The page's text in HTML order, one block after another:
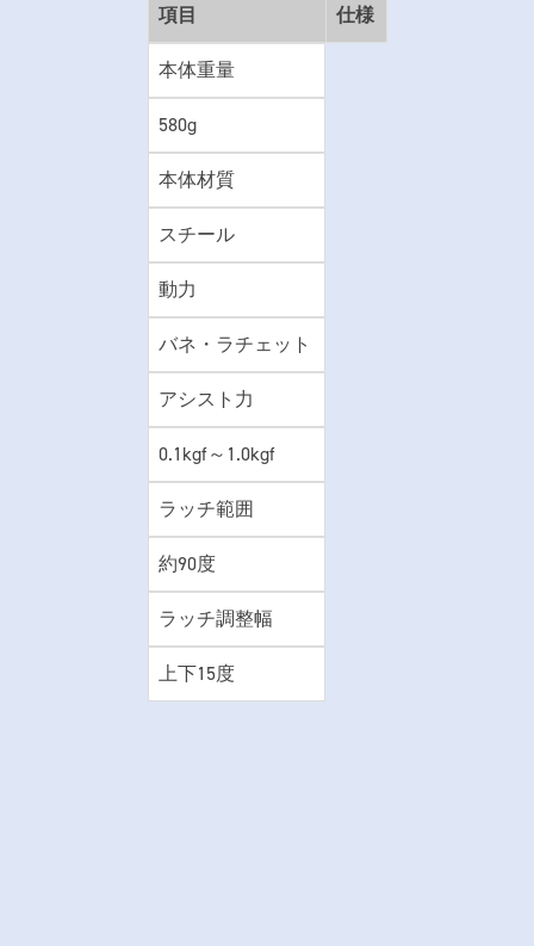
項目 仕様
本体重量
580g
本体材質
スチール
動力
バネ・ラチェット
アシスト力
0.1kgf～1.0kgf
ラッチ範囲
約90度
ラッチ調整幅
上下15度